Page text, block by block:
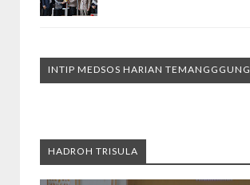
INTIP MEDSOS HARIAN TEMANGGGUNG
HADROH TRISULA